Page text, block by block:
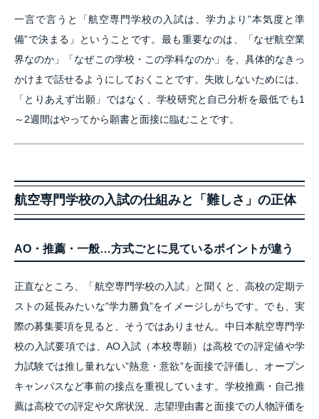
一言で言うと「航空専門学校の入試は、学力より”本気度と準
備”で決まる」ということです。最も重要なのは、「なぜ航空業
界なのか」「なぜこの学校・この学科なのか」を、具体的なきっ
かけまで話せるようにしておくことです。失敗しないためには、
「とりあえず出願」ではなく、学校研究と自己分析を最低でも1
～2週間はやってから願書と面接に臨むことです。
航空専門学校の入試の仕組みと「難しさ」の正体
AO・推薦・一般…方式ごとに見ているポイントが違う
正直なところ、「航空専門学校の入試」と聞くと、高校の定期テ
ストの延長みたいな”学力勝負”をイメージしがちです。でも、実
際の募集要項を見ると、そうではありません。中日本航空専門学
校の入試要項では、AO入試（本校専願）は高校での評定値や学
力試験では推し量れない”熱意・意欲”を面接で評価し、オープン
キャンパスなど事前の接点を重視しています。学校推薦・自己推
薦は高校での評定や欠席状況、志望理由書と面接での人物評価を